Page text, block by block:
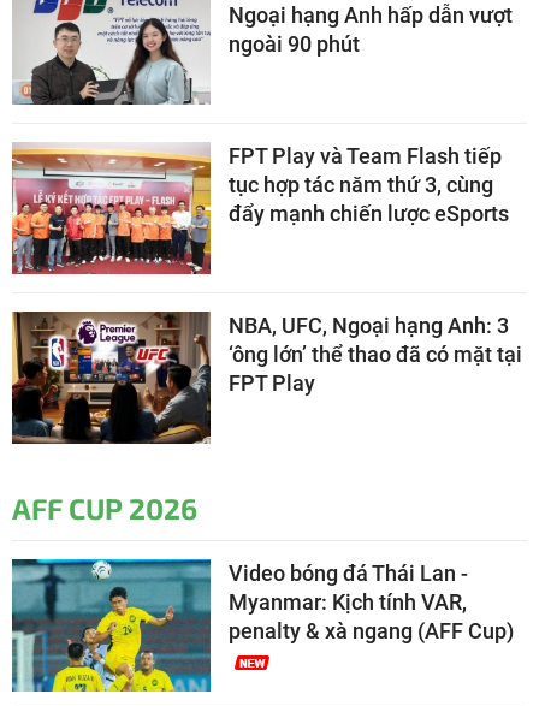
Ngoại hạng Anh hấp dẫn vượt
ngoài 90 phút
FPT Play và Team Flash tiếp
tục hợp tác năm thứ 3, cùng
đẩy mạnh chiến lược eSports
NBA, UFC, Ngoại hạng Anh: 3
‘ông lớn’ thể thao đã có mặt tại
FPT Play
AFF CUP 2026
Video bóng đá Thái Lan -
Myanmar: Kịch tính VAR,
penalty & xà ngang (AFF Cup)